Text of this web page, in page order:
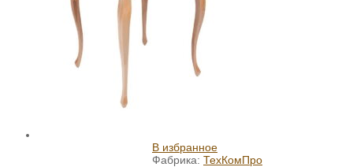
В избранное
Фабрика: ТехКомПро